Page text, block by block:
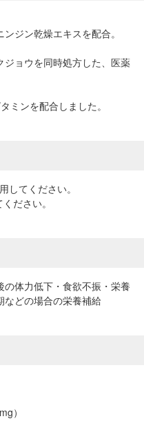
ジン乾燥エキスを配合。
ョウを同時処方した、医薬
ミンを配合しました。
してください。
ださい。
体力低下・食欲不振・栄養
どの場合の栄養補給
）